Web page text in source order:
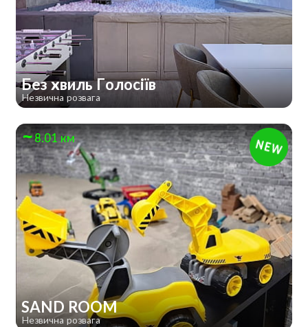
Без хвиль Голосіїв
Незвична розвага
8.01 км
SAND ROOM
Незвична розвага